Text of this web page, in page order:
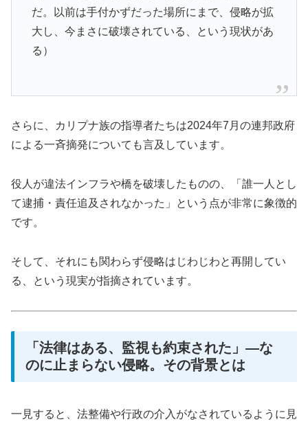
だ。以前は手付かずだった場所にまで、侵略が拡
大し、今まさに破壊されている、という現状があ
る）
さらに、カリプナ族の指導者たちは2024年7月の連邦政府
による一斉摘発についても言及しています。
役人が違法インフラや橋を破壊したものの、「誰一人とし
て逮捕・責任追及されなかった」という点が非常に象徴的
です。
そして、それにも関わらず侵略はじわじわと再開してい
る、という現実が指摘されています。
「法律はある、監視も約束された」―な
のに止まらない侵略。その背景とは
一見すると、法整備や行政の介入がなされているように見